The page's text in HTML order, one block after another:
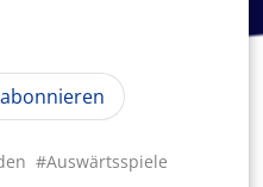
abonnieren
#Auswärtsspiele